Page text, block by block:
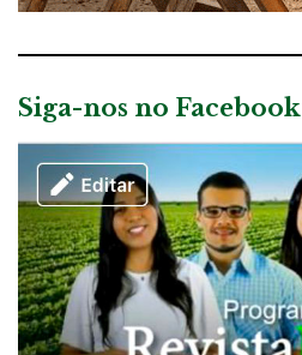
Siga-nos no Facebook